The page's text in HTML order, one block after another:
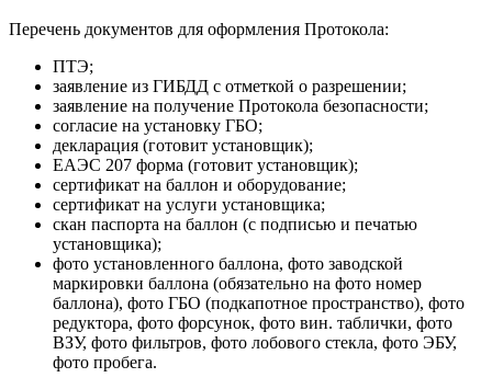
Перечень документов для оформления Протокола:
ПТЭ;
заявление из ГИБДД с отметкой о разрешении;
заявление на получение Протокола безопасности;
согласие на установку ГБО;
декларация (готовит установщик);
ЕАЭС 207 форма (готовит установщик);
сертификат на баллон и оборудование;
сертификат на услуги установщика;
скан паспорта на баллон (с подписью и печатью
установщика);
фото установленного баллона, фото заводской
маркировки баллона (обязательно на фото номер
баллона), фото ГБО (подкапотное пространство), фото
редуктора, фото форсунок, фото вин. таблички, фото
ВЗУ, фото фильтров, фото лобового стекла, фото ЭБУ,
фото пробега.